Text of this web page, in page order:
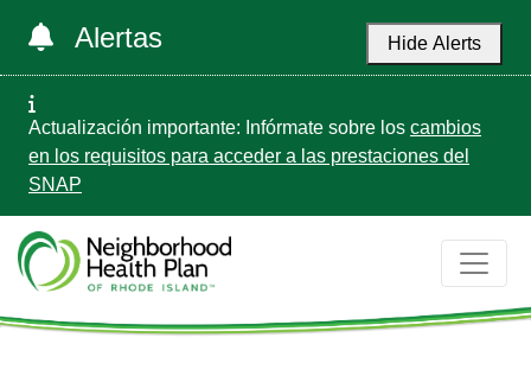
Alertas Hide Alerts
Actualización importante: Infórmate sobre los cambios
en los requisitos para acceder a las prestaciones del
SNAP